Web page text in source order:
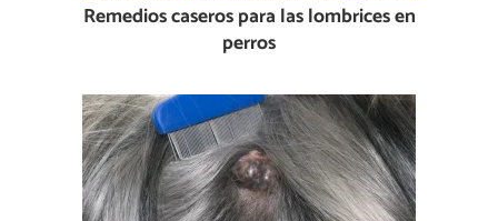
Remedios caseros para las lombrices en
perros